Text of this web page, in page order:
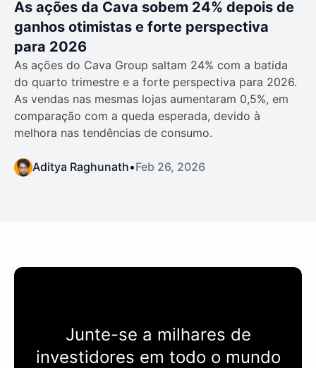
As ações da Cava sobem 24% depois de
ganhos otimistas e forte perspectiva
para 2026
As ações do Cava Group saltam 24% com a batida
do quarto trimestre e a forte perspectiva para 2026.
As vendas nas mesmas lojas aumentaram 0,5%, em
comparação com a queda esperada, devido à
melhora nas tendências de consumo.
Aditya Raghunath•Feb 26, 2026
Junte-se a milhares de
investidores em todo o mundo